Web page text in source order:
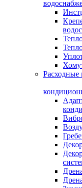
Расходные